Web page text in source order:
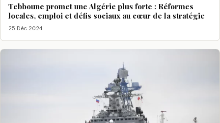
Tebboune promet une Algérie plus forte : Réformes
locales, emploi et défis sociaux au cœur de la stratégie
25 Déc 2024